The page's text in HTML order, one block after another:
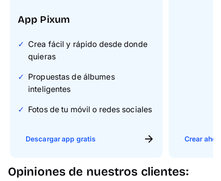
App Pixum
Crea fácil y rápido desde donde
quieras
Propuestas de álbumes
inteligentes
Fotos de tu móvil o redes sociales
Descargar app gratis Crear
Opiniones de nuestros clientes: